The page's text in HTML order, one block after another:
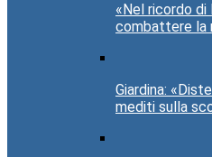
«Nel ricordo di
combattere la
Giardina:
mediti sulla